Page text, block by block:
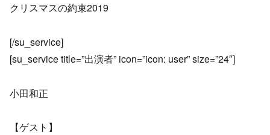
クリスマスの約束2019
[/su_service]
[su_service title=”出演者” icon=”icon: user” size=”24″]
小田和正
【ゲスト】